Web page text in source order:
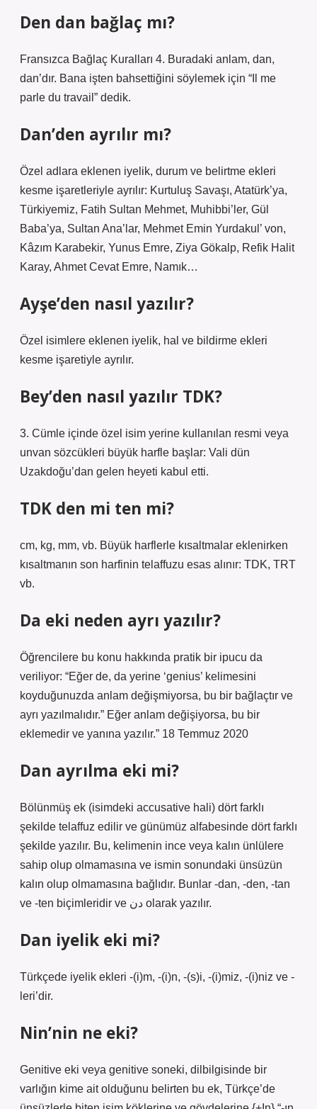
Den dan bağlaç mı?
Fransızca Bağlaç Kuralları 4. Buradaki anlam, dan,
dan’dır. Bana işten bahsettiğini söylemek için “Il me
parle du travail” dedik.
Dan’den ayrılır mı?
Özel adlara eklenen iyelik, durum ve belirtme ekleri
kesme işaretleriyle ayrılır: Kurtuluş Savaşı, Atatürk’ya,
Türkiyemiz, Fatih Sultan Mehmet, Muhibbi’ler, Gül
Baba’ya, Sultan Ana’lar, Mehmet Emin Yurdakul’ von,
Kâzım Karabekir, Yunus Emre, Ziya Gökalp, Refik Halit
Karay, Ahmet Cevat Emre, Namık…
Ayşe’den nasıl yazılır?
Özel isimlere eklenen iyelik, hal ve bildirme ekleri
kesme işaretiyle ayrılır.
Bey’den nasıl yazılır TDK?
3. Cümle içinde özel isim yerine kullanılan resmi veya
unvan sözcükleri büyük harfle başlar: Vali dün
Uzakdoğu’dan gelen heyeti kabul etti.
TDK den mi ten mi?
cm, kg, mm, vb. Büyük harflerle kısaltmalar eklenirken
kısaltmanın son harfinin telaffuzu esas alınır: TDK, TRT
vb.
Da eki neden ayrı yazılır?
Öğrencilere bu konu hakkında pratik bir ipucu da
veriliyor: “Eğer de, da yerine ‘genius’ kelimesini
koyduğunuzda anlam değişmiyorsa, bu bir bağlaçtır ve
ayrı yazılmalıdır.” Eğer anlam değişiyorsa, bu bir
eklemedir ve yanına yazılır.” 18 Temmuz 2020
Dan ayrılma eki mi?
Bölünmüş ek (isimdeki accusative hali) dört farklı
şekilde telaffuz edilir ve günümüz alfabesinde dört farklı
şekilde yazılır. Bu, kelimenin ince veya kalın ünlülere
sahip olup olmamasına ve ismin sonundaki ünsüzün
kalın olup olmamasına bağlıdır. Bunlar -dan, -den, -tan
ve -ten biçimleridir ve دن olarak yazılır.
Dan iyelik eki mi?
Türkçede iyelik ekleri -(i)m, -(i)n, -(s)i, -(i)miz, -(i)niz ve -
leri’dir.
Nin’nin ne eki?
Genitive eki veya genitive soneki, dilbilgisinde bir
varlığın kime ait olduğunu belirten bu ek, Türkçe’de